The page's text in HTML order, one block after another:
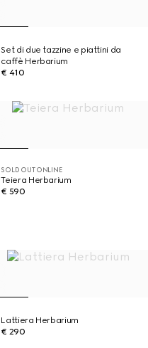
Set di due tazzine e piattini da
caffè Herbarium
€ 410
SOLD OUT ONLINE
Teiera Herbarium
€ 590
Lattiera Herbarium
€ 290